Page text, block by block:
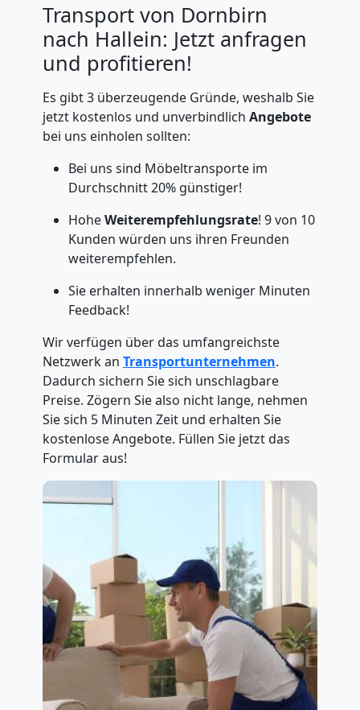
Transport von Dornbirn
nach Hallein: Jetzt anfragen
und profitieren!
Es gibt 3 überzeugende Gründe, weshalb Sie
jetzt kostenlos und unverbindlich Angebote
bei uns einholen sollten:
Bei uns sind Möbeltransporte im
Durchschnitt 20% günstiger!
HoheWeiterempfehlungsrate! 9 von 10
Kunden würden uns ihren Freunden
weiterempfehlen.
Sie erhalten innerhalb weniger Minuten
Feedback!
Wir verfügen über das umfangreichste
Netzwerk an Transportunternehmen.
Dadurch sichern Sie sich unschlagbare
Preise. Zögern Sie also nicht lange, nehmen
Sie sich 5 Minuten Zeit und erhalten Sie
kostenlose Angebote. Füllen Sie jetzt das
Formular aus!